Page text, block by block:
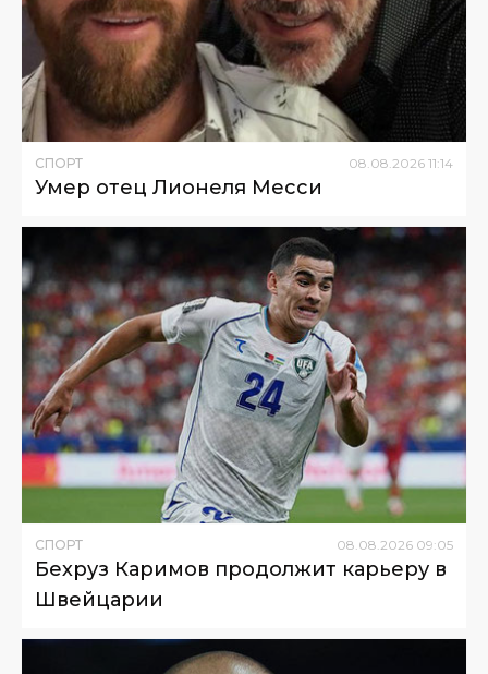
СПОРТ 08 08 2026 11:14
Умер отец Лионеля Месси
СПОРТ 08 08 2026 09:05
Бехруз Каримов продолжит карьеру в
Швейцарии